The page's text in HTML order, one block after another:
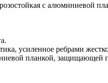
с алюминиевой
усиленное ребрами
планкой, защищающей